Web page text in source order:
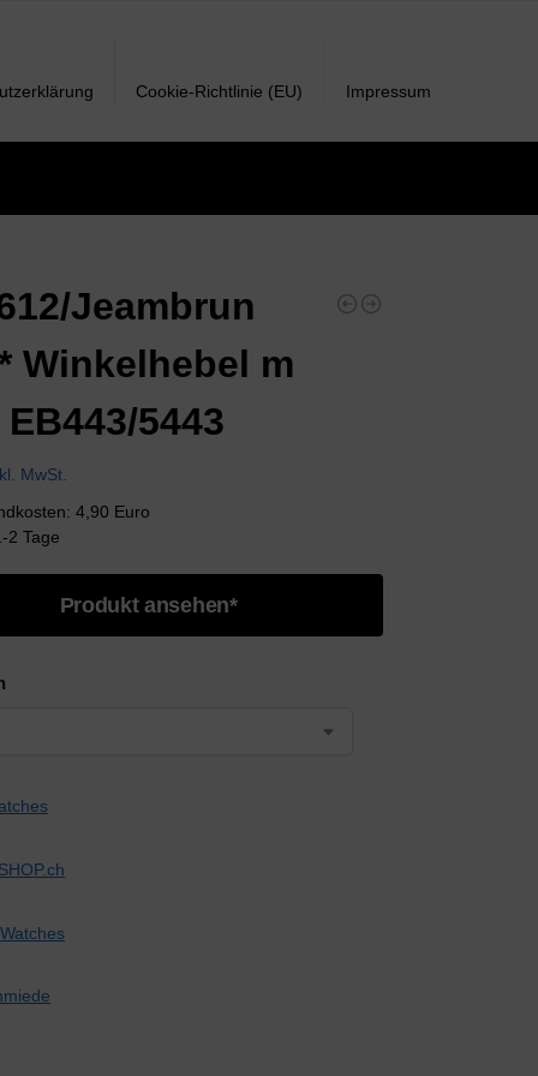
Cookie-Richtlinie (EU) Impressum
Jeambrun
Winkelhebel m
5443
MwSt.
4,90 Euro
2 Tage
Produkt ansehen*